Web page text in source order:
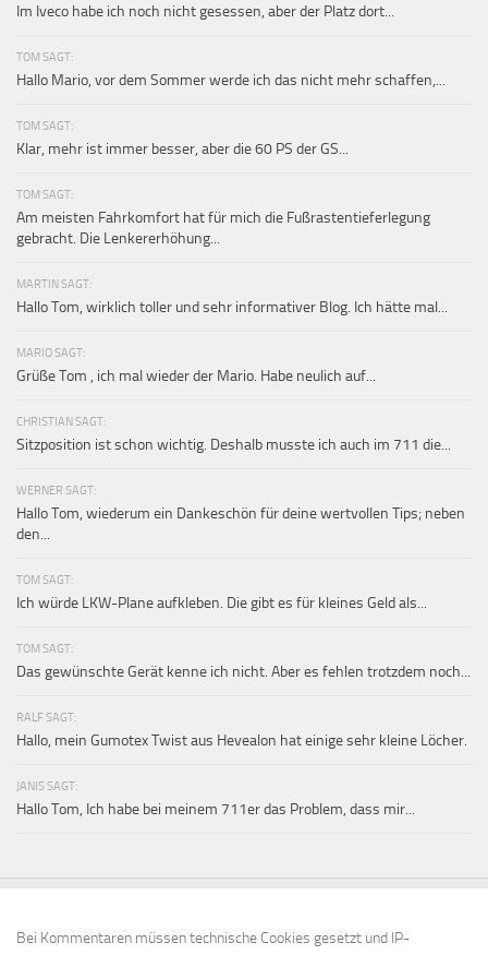
Im Iveco habe ich noch nicht gesessen, aber der Platz dort...
TOM SAGT:
Hallo Mario, vor dem Sommer werde ich das nicht mehr schaffen,...
TOM SAGT:
Klar, mehr ist immer besser, aber die 60 PS der GS...
TOM SAGT:
Am meisten Fahrkomfort hat für mich die Fußrastentieferlegung
gebracht. Die Lenkererhöhung...
MARTIN SAGT:
Hallo Tom, wirklich toller und sehr informativer Blog. Ich hätte mal...
MARIO SAGT:
Grüße Tom , ich mal wieder der Mario. Habe neulich auf...
CHRISTIAN SAGT:
Sitzposition ist schon wichtig. Deshalb musste ich auch im 711 die...
WERNER SAGT:
Hallo Tom, wiederum ein Dankeschön für deine wertvollen Tips; neben
den...
TOM SAGT:
Ich würde LKW-Plane aufkleben. Die gibt es für kleines Geld als...
TOM SAGT:
Das gewünschte Gerät kenne ich nicht. Aber es fehlen trotzdem noch...
RALF SAGT:
Hallo, mein Gumotex Twist aus Hevealon hat einige sehr kleine Löcher.
JANIS SAGT:
Hallo Tom, Ich habe bei meinem 711er das Problem, dass mir...
Bei Kommentaren müssen technische Cookies gesetzt und IP-